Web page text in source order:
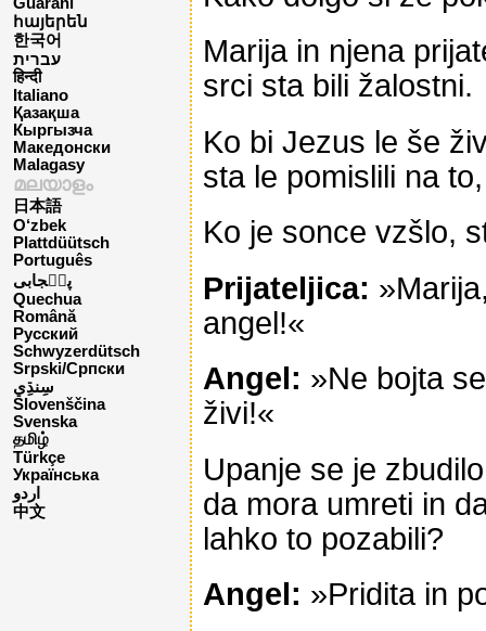
Guarani
հայերեն
한국어
עברית
हिन्दी
Italiano
Қазақша
Кыргызча
Македонски
Malagasy
മലയാളം
日本語
O‘zbek
Plattdüütsch
Português
پن٘جابی
Quechua
Română
Русский
Schwyzerdütsch
Srpski/Српски
Slovenščina
Svenska
தமிழ்
Türkçe
Українська
اردو
中文
Marija in njena
srci sta bili žalostni.
Ko bi Jezus le še
sta le pomislili na
Ko je sonce vzšlo,
Prijateljica:
angel!«
Angel: »Ne bojta
živi!«
Upanje se je
da mora umreti in
lahko to pozabili?
Angel: »Pridita in